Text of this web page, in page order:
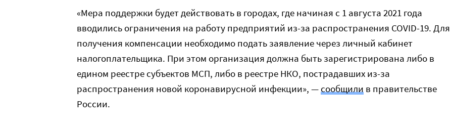
«Мера поддержки будет действовать в городах, где начиная с 1 августа 2021 года
вводились ограничения на работу предприятий из-за распространения COVID-19. Для
получения компенсации необходимо подать заявление через личный кабинет
налогоплательщика. При этом организация должна быть зарегистрирована либо в
едином реестре субъектов МСП, либо в реестре НКО, пострадавших из-за
распространения новой коронавирусной инфекции», —сообщили в правительстве
России.